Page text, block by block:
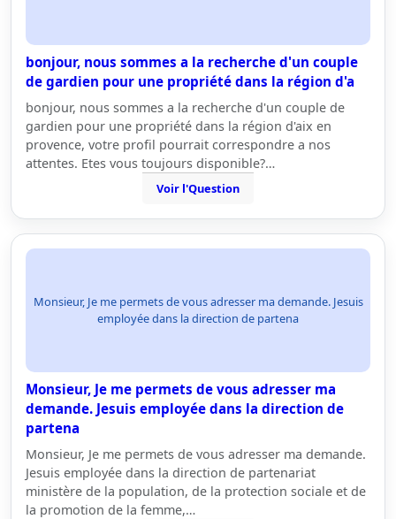
bonjour, nous sommes a la recherche d'un couple
de gardien pour une propriété dans la région d'a
bonjour, nous sommes a la recherche d'un couple de
gardien pour une propriété dans la région d'aix en
provence, votre profil pourrait correspondre a nos
attentes. Etes vous toujours disponible?…
Voir l'Question
Monsieur, Je me permets de vous adresser ma demande. Jesuis
employée dans la direction de partena
Monsieur, Je me permets de vous adresser ma
demande. Jesuis employée dans la direction de
partena
Monsieur, Je me permets de vous adresser ma demande.
Jesuis employée dans la direction de partenariat
ministère de la population, de la protection sociale et de
la promotion de la femme,…